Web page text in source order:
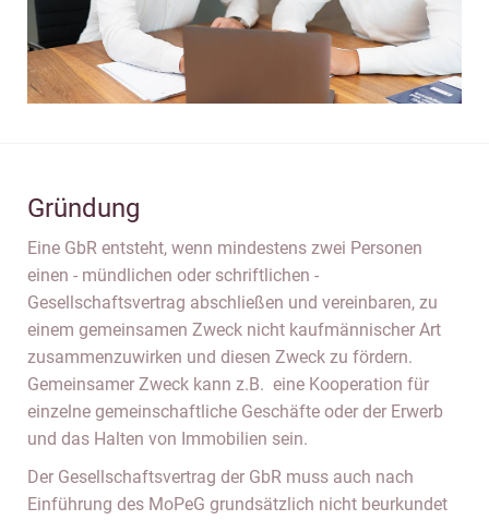
Gründung
Eine GbR entsteht, wenn mindestens zwei Personen
einen - mündlichen oder schriftlichen -
Gesellschaftsvertrag abschließen und vereinbaren, zu
einem gemeinsamen Zweck nicht kaufmännischer Art
zusammenzuwirken und diesen Zweck zu fördern.
Gemeinsamer Zweck kann z.B. eine Kooperation für
einzelne gemeinschaftliche Geschäfte oder der Erwerb
und das Halten von Immobilien sein.
Der Gesellschaftsvertrag der GbR muss auch nach
Einführung des MoPeG grundsätzlich nicht beurkundet